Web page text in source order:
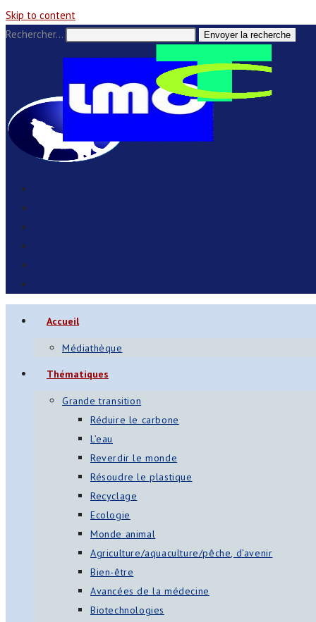
Skip to content
Rechercher…
Envoyer la recherche
Accueil
Médiathèque
Thématiques
Grande transition
Réduire le carbone
L’eau
Reverdir le monde
Résoudre le plastique
Recyclage
Ecologie
Monde animal
Agriculture/aquaculture/pêche, d’avenir
Bien-être
Avancées de la médecine
Biotechnologies